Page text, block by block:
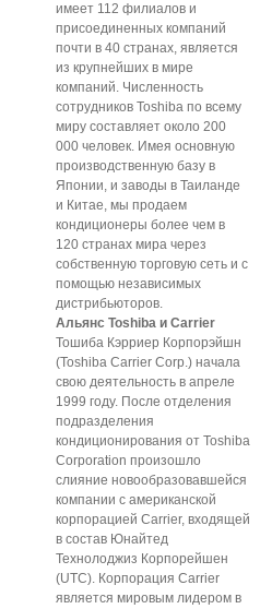
имеет 112 филиалов и
присоединенных компаний
почти в 40 странах, является
из крупнейших в мире
компаний. Численность
сотрудников Toshiba по всему
миру составляет около 200
000 человек. Имея основную
производственную базу в
Японии, и заводы в Таиланде
и Китае, мы продаем
кондиционеры более чем в
120 странах мира через
собственную торговую сеть и с
помощью независимых
дистрибьюторов.
Альянс Toshiba и Carrier
Тошиба Кэрриер Корпорэйшн
(Toshiba Carrier Corp.) начала
свою деятельность в апреле
1999 году. После отделения
подразделения
кондиционирования от Toshiba
Corporation произошло
слияние новообразовавшейся
компании с американской
корпорацией Carrier, входящей
в состав Юнайтед
Технолоджиз Корпорейшен
(UTC). Корпорация Carrier
является мировым лидером в